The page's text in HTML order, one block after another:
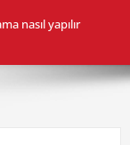
nasıl yapılır